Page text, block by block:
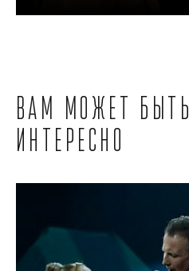
Вам может быть
интересно